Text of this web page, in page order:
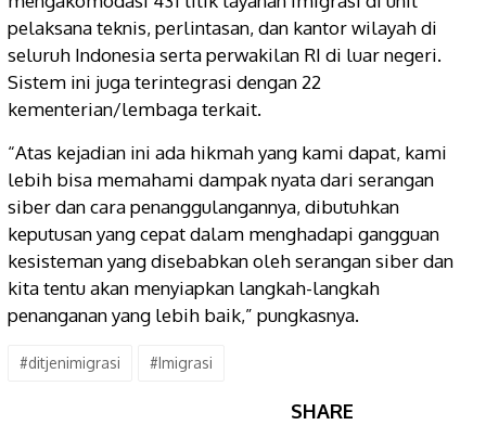
pelaksana teknis, perlintasan, dan kantor wilayah di
seluruh Indonesia serta perwakilan RI di luar negeri.
Sistem ini juga terintegrasi dengan 22
kementerian/lembaga terkait.
“Atas kejadian ini ada hikmah yang kami dapat, kami
lebih bisa memahami dampak nyata dari serangan
siber dan cara penanggulangannya, dibutuhkan
keputusan yang cepat dalam menghadapi gangguan
kesisteman yang disebabkan oleh serangan siber dan
kita tentu akan menyiapkan langkah-langkah
penanganan yang lebih baik,” pungkasnya.
#ditjenimigrasi #Imigrasi
SHARE